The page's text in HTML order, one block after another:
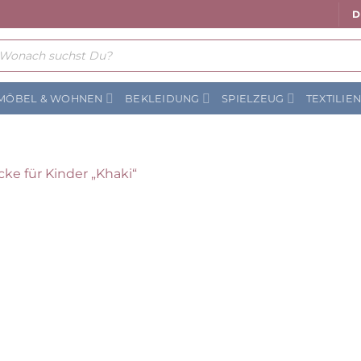
& WOHNEN BEKLEIDUNG SPIELZEUG TEXTILIEN